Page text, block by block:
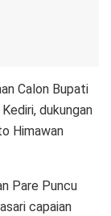
Calon Bupati
dukungan
Himawan
Pare Puncu
capaian